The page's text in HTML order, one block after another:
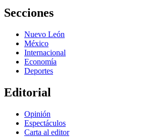
Secciones
Nuevo León
México
Internacional
Economía
Deportes
Editorial
Opinión
Espectáculos
Carta al editor